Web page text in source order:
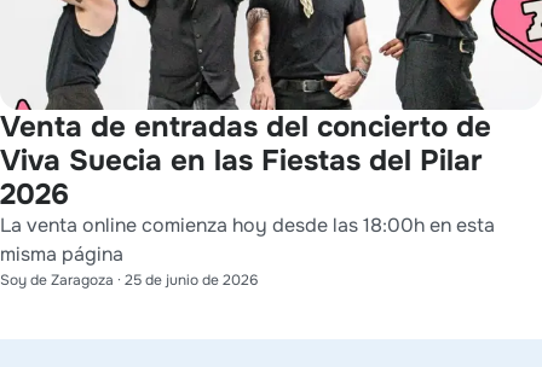
Venta de entradas del concierto de
Viva Suecia en las Fiestas del Pilar
2026
La venta online comienza hoy desde las 18:00h en esta
misma página
Soy de Zaragoza · 25 de junio de 2026